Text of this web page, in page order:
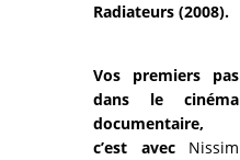
Radiateurs (2008).
Vos premiers pas
dans le cinéma
documentaire,
c’est avecNissim